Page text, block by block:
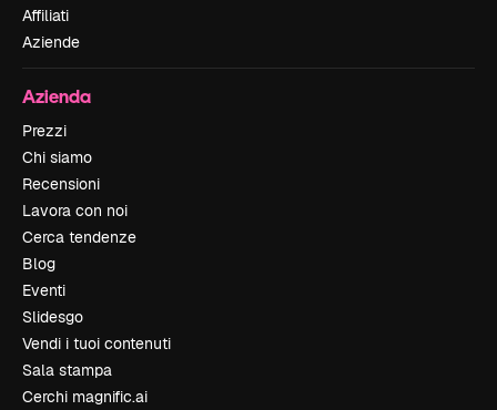
Affiliati
Aziende
Azienda
Prezzi
Chi siamo
Recensioni
Lavora con noi
Cerca tendenze
Blog
Eventi
Slidesgo
Vendi i tuoi contenuti
Sala stampa
Cerchi magnific.ai